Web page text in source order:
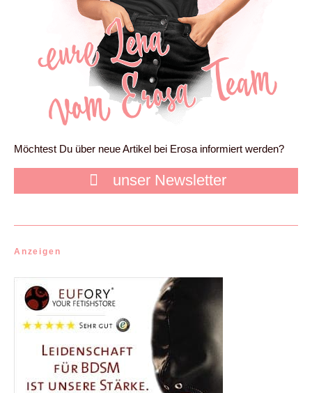
Möchtest Du über neue Artikel bei Erosa informiert werden?
unser Newsletter
Anzeigen